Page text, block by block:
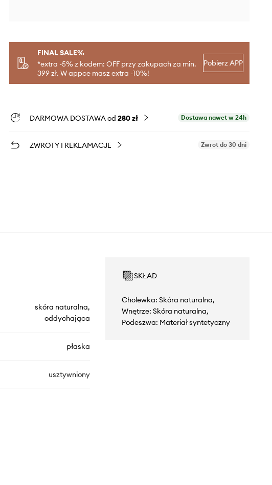
FINAL SALE%
*extra -5% z kodem: OFF przy zakupach za min.
399 zł. W appce masz extra -10%!
Pobierz APP
DARMOWA DOSTAWA od 280 zł Dostawa nawet w 24h
ZWROTY I REKLAMACJE Zwrot do 30 dni
skóra naturalna,
oddychająca
płaska
usztywniony
SKŁAD
Cholewka: Skóra naturalna,
Wnętrze: Skóra naturalna,
Podeszwa: Materiał syntetyczny